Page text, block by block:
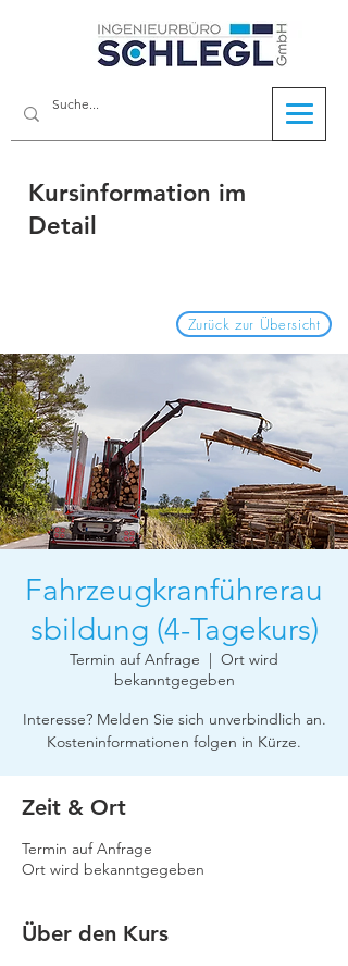
Kursinformation im
Detail
Zurück zur Übersicht
Fahrzeugkranführerau
sbildung (4-Tagekurs)
Termin auf Anfrage
  |
Ort wird
bekanntgegeben
Interesse? Melden Sie sich unverbindlich an.
Zeit & Ort
Termin auf Anfrage
Ort wird bekanntgegeben
Über den Kurs